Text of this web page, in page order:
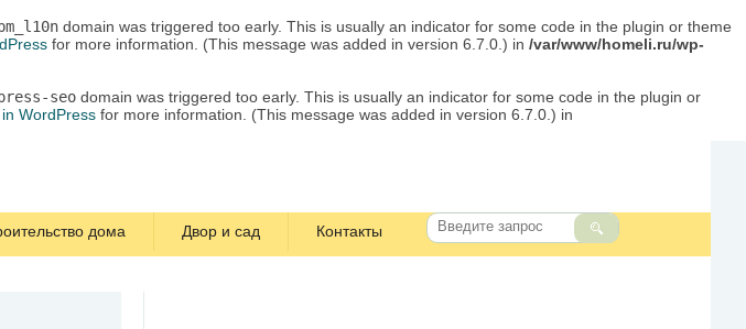
domain was triggered too early. This is usually an indicator for some code in the plugin or theme
for more information. (This message was added in version 6.7.0.) in /var/www/homeli.ru/wp-
seo domain was triggered too early. This is usually an indicator for some code in the plugin or
WordPress for more information. (This message was added in version 6.7.0.) in
дома Двор и сад Контакты